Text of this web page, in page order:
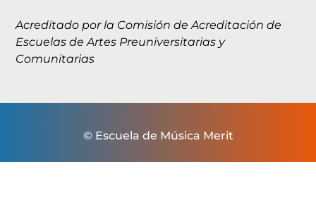
Acreditado por la Comisión de Acreditación de
Escuelas de Artes Preuniversitarias y
Comunitarias
© Escuela de Música Merit